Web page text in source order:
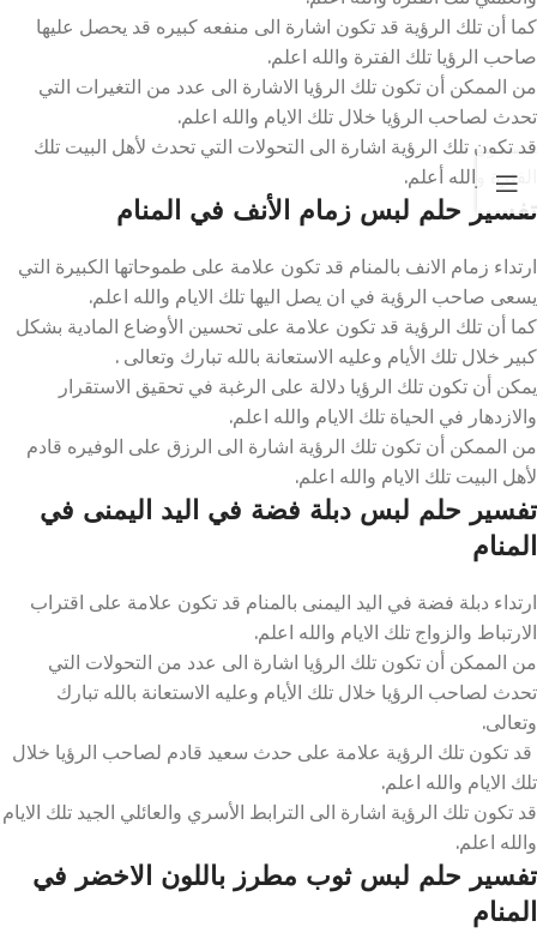
كما أن تلك الرؤية قد تكون اشارة الى منفعه كبيره قد يحصل عليها
صاحب الرؤيا تلك الفترة والله اعلم.
من الممكن أن تكون تلك الرؤيا الاشارة الى عدد من التغيرات التي
تحدث لصاحب الرؤيا خلال تلك الايام والله اعلم.
قد تكون تلك الرؤية اشارة الى التحولات التي تحدث لأهل البيت تلك
الفترة والله أعلم.
تفسير حلم لبس زمام الأنف في المنام
ارتداء زمام الانف بالمنام قد تكون علامة على طموحاتها الكبيرة التي
يسعى صاحب الرؤية في ان يصل اليها تلك الايام والله اعلم.
كما أن تلك الرؤية قد تكون علامة على تحسين الأوضاع المادية بشكل
كبير خلال تلك الأيام وعليه الاستعانة بالله تبارك وتعالى .
يمكن أن تكون تلك الرؤيا دلالة على الرغبة في تحقيق الاستقرار
والازدهار في الحياة تلك الايام والله اعلم.
من الممكن أن تكون تلك الرؤية اشارة الى الرزق على الوفيره قادم
لأهل البيت تلك الايام والله اعلم.
تفسير حلم لبس دبلة فضة في اليد اليمنى في
المنام
ارتداء دبلة فضة في اليد اليمنى بالمنام قد تكون علامة على اقتراب
الارتباط والزواج تلك الايام والله اعلم.
من الممكن أن تكون تلك الرؤيا اشارة الى عدد من التحولات التي
تحدث لصاحب الرؤيا خلال تلك الأيام وعليه الاستعانة بالله تبارك
وتعالى.
قد تكون تلك الرؤية علامة على حدث سعيد قادم لصاحب الرؤيا خلال
تلك الايام والله اعلم.
قد تكون تلك الرؤية اشارة الى الترابط الأسري والعائلي الجيد تلك الايام
والله اعلم.
تفسير حلم لبس ثوب مطرز باللون الاخضر في
المنام